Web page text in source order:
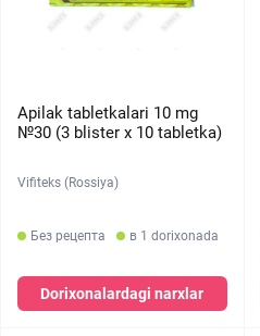
Apilak tabletkalari 10 mg
№30 (3 blister х 10 tabletka)
Vifiteks (Rossiya)
Без рецепта в 1 dorixonada
Dorixonalardagi narxlar